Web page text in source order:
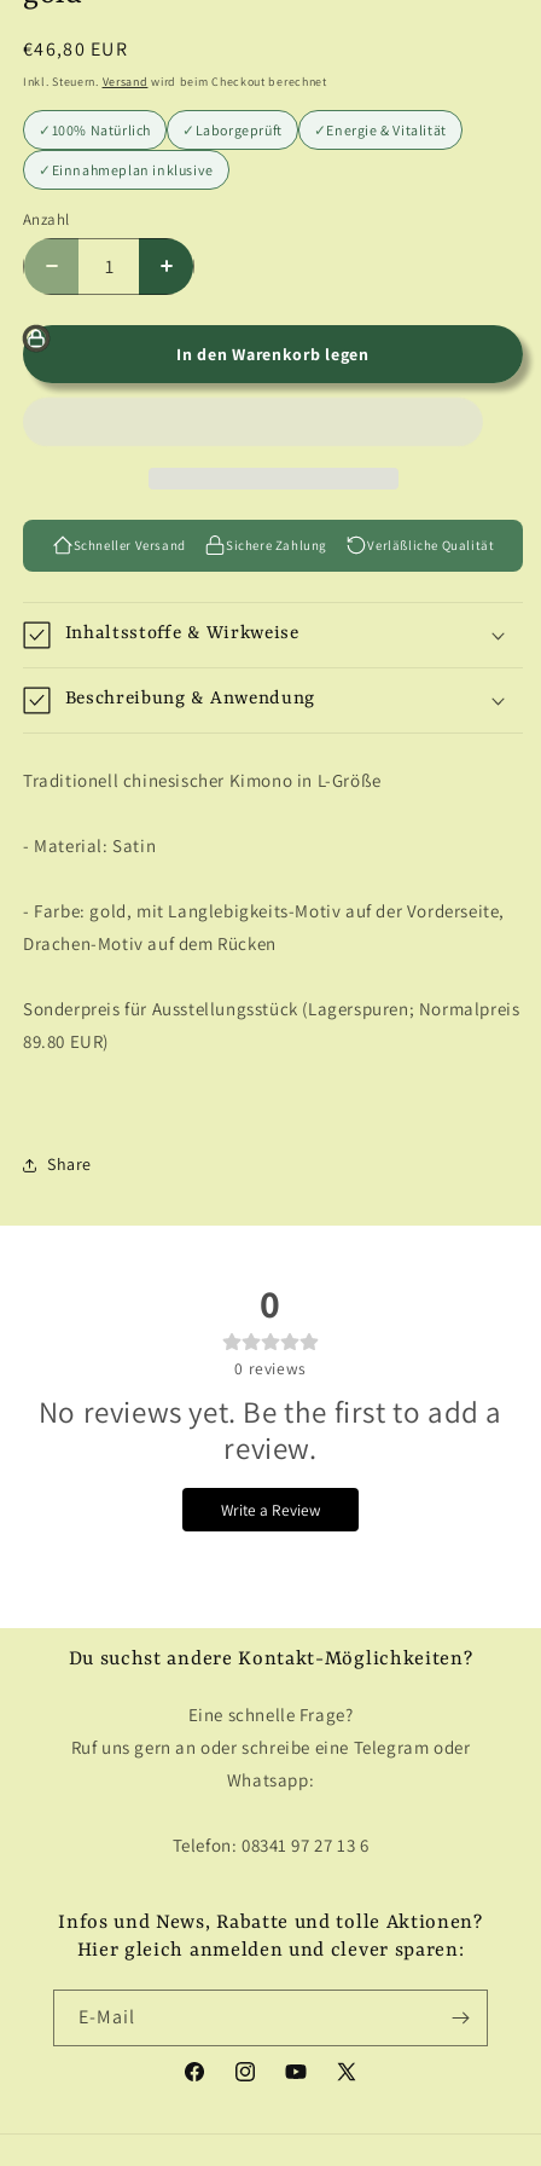
Normaler
Preis
€46,80 EUR
Inkl. Steuern. Versand wird beim Checkout berechnet
✓ 100% Natürlich ✓ Laborgeprüft ✓ Energie & Vitalität
✓ Einnahmeplan inklusive
Anzahl
Anzahl
Verringere
die
Menge
Traditionell
Erhöhe
die
Menge
für
Traditionell
In den Warenkorb legen
Schneller Versand Sichere Zahlung Verläßliche Qualität
Inhaltsstoffe & Wirkweise
Beschreibung & Anwendung
Traditionell chinesischer Kimono in L-Größe
- Material: Satin
- Farbe: gold, mit Langlebigkeits-Motiv auf der Vorderseite,
Drachen-Motiv auf dem Rücken
Sonderpreis für Ausstellungsstück (Lagerspuren; Normalpreis
89.80 EUR)
Share
0
0 reviews
No reviews yet. Be the first to add a
review.
Write a Review
Du suchst andere Kontakt-Möglichkeiten?
Eine schnelle Frage?
Ruf uns gern an oder schreibe eine Telegram oder
Whatsapp:
Telefon: 08341 97 27 13 6
Infos und News, Rabatte und tolle Aktionen?
Hier gleich anmelden und clever sparen:
E-Mail
FacebookInstagramYouTube
X